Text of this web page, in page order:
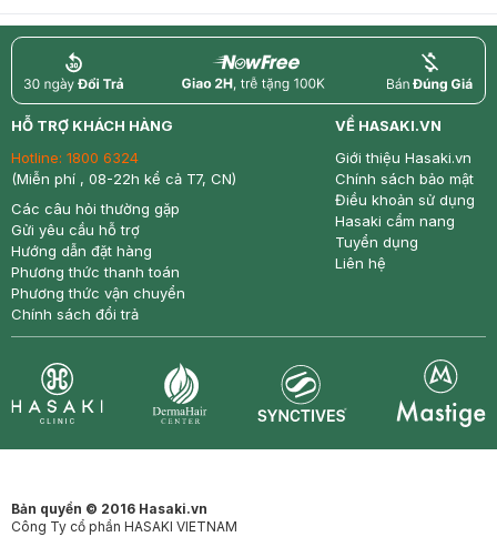
return nowfree price
HỖ TRỢ KHÁCH HÀNG
Hotline: 1800 6324
(Miễn phí , 08-22h kể cả T7, CN)
Các câu hỏi thường gặp
Gửi yêu cầu hỗ trợ
Hướng dẫn đặt hàng
Phương thức thanh toán
Phương thức vận chuyển
Chính sách đổi trả
VỀ HASAKI.VN
Giới thiệu Hasaki.vn
Chính sách bảo mật
Điều khoản sử dụng
Hasaki cẩm nang
Tuyển dụng
Liên hệ
Bản quyền © 2016 Hasaki.vn
Công Ty cổ phần HASAKI VIETNAM